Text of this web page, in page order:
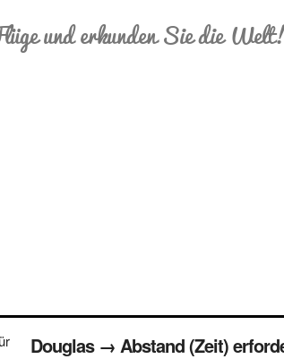
und erkunden Sie die
Douglas → Abstand (Zeit)